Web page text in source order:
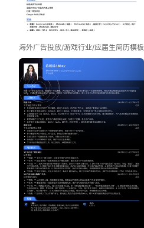
海外广告投放/游戏行业/应届生简历模板